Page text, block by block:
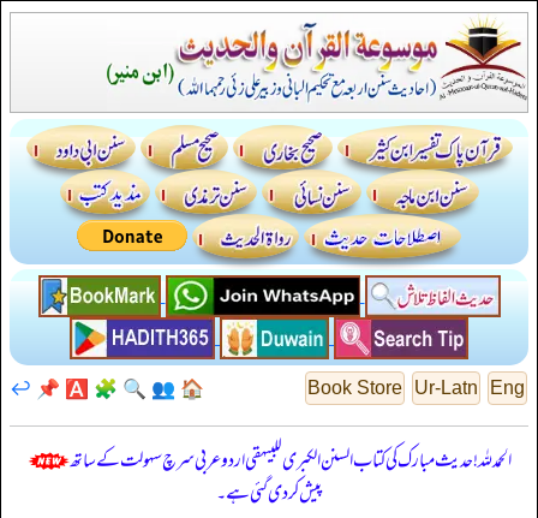
Eng
Ur-Latn
Book Store
🏠
👥
🔍
🧩
🅰️
📌
↩️
الحمدللہ! حدیث مبارک کی کتاب السنن الكبرى للبيهقي اردو عربی سرچ سہولت کے ساتھ
پیش کر دی گئی ہے۔